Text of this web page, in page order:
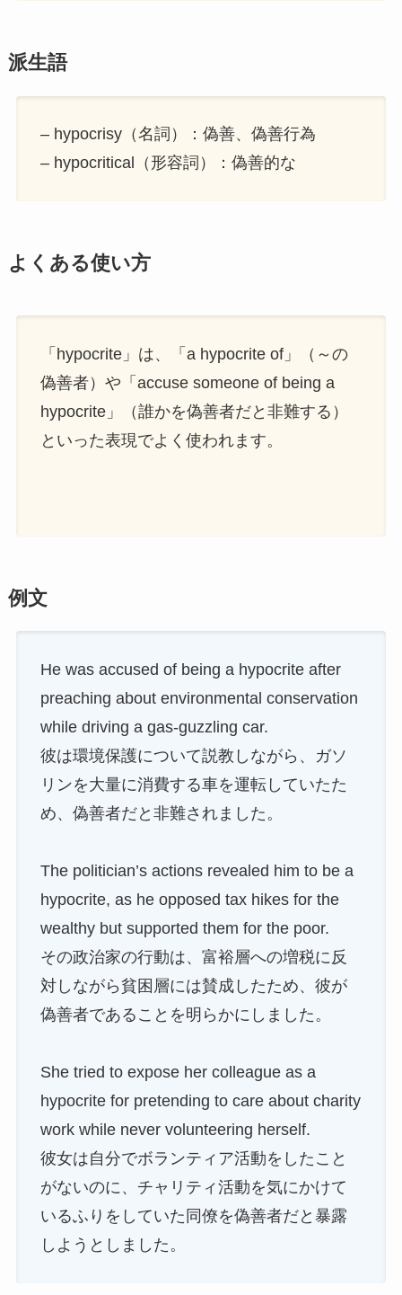
派生語
– hypocrisy（名詞）：偽善、偽善行為
– hypocritical（形容詞）：偽善的な
よくある使い方
「hypocrite」は、「a hypocrite of」（～の
偽善者）や「accuse someone of being a
hypocrite」（誰かを偽善者だと非難する）
といった表現でよく使われます。
例文
He was accused of being a hypocrite after
preaching about environmental conservation
while driving a gas-guzzling car.
彼は環境保護について説教しながら、ガソ
リンを大量に消費する車を運転していたた
め、偽善者だと非難されました。
The politician’s actions revealed him to be a
hypocrite, as he opposed tax hikes for the
wealthy but supported them for the poor.
その政治家の行動は、富裕層への増税に反
対しながら貧困層には賛成したため、彼が
偽善者であることを明らかにしました。
She tried to expose her colleague as a
hypocrite for pretending to care about charity
work while never volunteering herself.
彼女は自分でボランティア活動をしたこと
がないのに、チャリティ活動を気にかけて
いるふりをしていた同僚を偽善者だと暴露
しようとしました。